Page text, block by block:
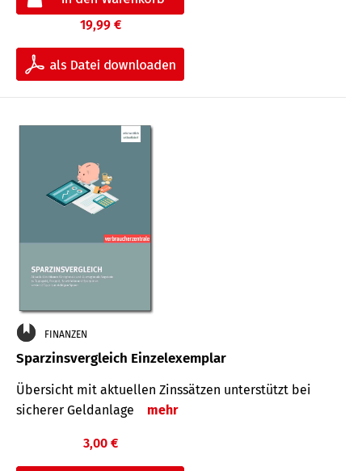
19,99 €
FINANZEN
Sparzinsvergleich Einzelexemplar
Übersicht mit aktuellen Zinssätzen unterstützt bei
sicherer Geldanlage
mehr
3,00 €